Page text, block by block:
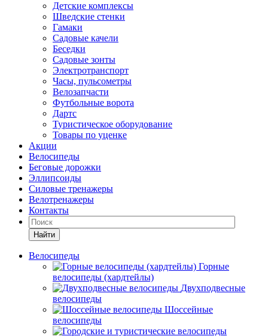
Детские комплексы
Шведские стенки
Гамаки
Садовые качели
Беседки
Садовые зонты
Электротранспорт
Часы, пульсометры
Велозапчасти
Футбольные ворота
Дартс
Туристическое оборудование
Товары по уценке
Акции
Велосипеды
Беговые дорожки
Эллипсоиды
Силовые тренажеры
Велотренажеры
Контакты
Найти
Велосипеды
Горные
велосипеды (хардтейлы)
Двухподвесные
велосипеды
Шоссейные
велосипеды